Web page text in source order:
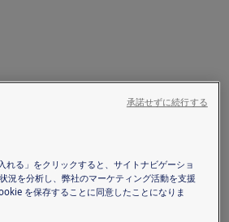
れる」をクリックすると、サイトナビゲーショ
況を分析し、弊社のマーケティング活動を支援
を保存することに同意したことになりま
承諾せずに続行する